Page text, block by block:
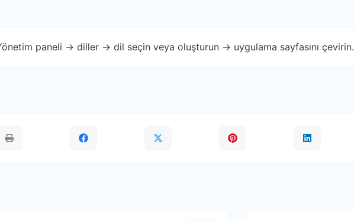
paneli -> diller -> dil seçin veya oluşturun -> uygulama sayfasını çevirin.